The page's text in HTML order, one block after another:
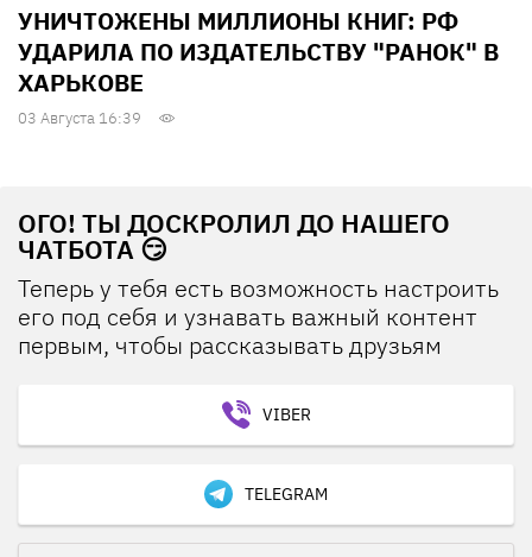
УНИЧТОЖЕНЫ МИЛЛИОНЫ КНИГ: РФ
УДАРИЛА ПО ИЗДАТЕЛЬСТВУ "РАНОК" В
ХАРЬКОВЕ
03 Августа 16:39
ОГО! ТЫ ДОСКРОЛИЛ ДО НАШЕГО
ЧАТБОТА 😏
Теперь у тебя есть возможность настроить
его под себя и узнавать важный контент
первым, чтобы рассказывать друзьям
VIBER
TELEGRAM